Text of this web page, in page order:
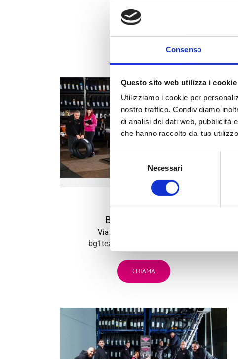
Consenso
Questo sito web utilizza i cookie
Utilizziamo i cookie per
nostro traffico. Condividiamo
di analisi dei dati web, pubblicità
che hanno raccolto dal tuo
Selezione
del
consenso
Necessari
CONTATTA
BG1
BARGELLINO (BO)
Via Persicetana Vecchia, 20
bg1team@bolognagomme.com
CHIAMA